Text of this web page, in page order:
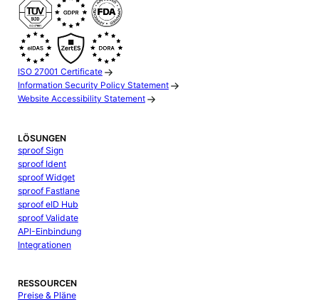
ISO 27001 Certificate
Information Security Policy Statement
Website Accessibility Statement
LÖSUNGEN
sproof Sign
sproof Ident
sproof Widget
sproof Fastlane
sproof eID Hub
sproof Validate
API-Einbindung
Integrationen
RESSOURCEN
Preise & Pläne